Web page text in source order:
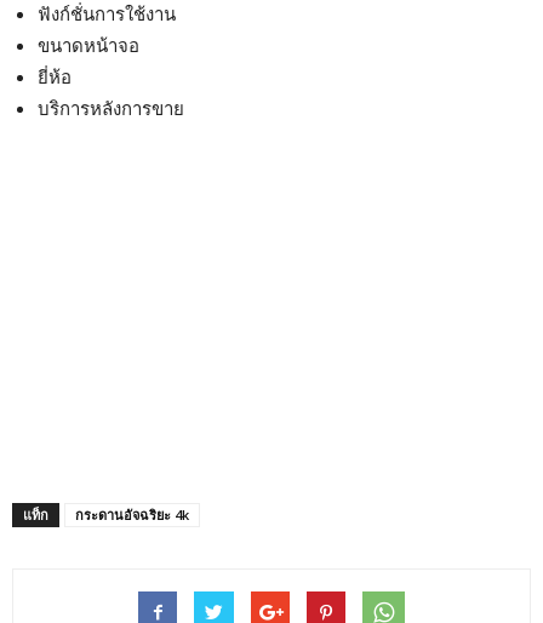
ฟังก์ชั่นการใช้งาน
ขนาดหน้าจอ
ยี่ห้อ
บริการหลังการขาย
แท็ก กระดานอัจฉริยะ 4k